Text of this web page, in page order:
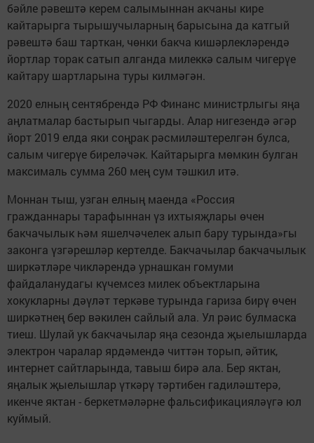
бәйле рәвештә керем салымыннан акчаны кире
кайтарырга тырышучыларның барысына да катгый
рәвештә баш тарткан, чөнки бакча кишәрлекләрендә
йортлар торак сатып алганда милеккә салым чигерүе
кайтару шартларына туры килмәгән.
2020 елның сентябрендә РФ Финанс министрлыгы яңа
аңлатмалар бастырып чыгарды. Алар нигезендә әгәр
йорт 2019 елда яки соңрак рәсмиләштерелгән булса,
салым чигерүе биреләчәк. Кайтарырга мөмкин булган
максималь сумма 260 мең сум тәшкил итә.
Моннан тыш, узган елның маенда «Россия
гражданнары тарафыннан үз ихтыяҗлары өчен
бакчачылык һәм яшелчәчелек алып бару турында»гы
законга үзгәрешләр кертелде. Бакчачылар бакчачылык
ширкәтләре чикләрендә урнашкан гомуми
файдаланудагы күчемсез милек объектларына
хокукларны дәүләт теркәве турында гариза бирү өчен
ширкәтнең бер вәкилен сайлый ала. Ул рәис булмаска
тиеш. Шулай ук бакчачылар яңа сезонда җыелышларда
электрон чаралар ярдәмендә читтән торып, әйтик,
интернет сайтларында, тавыш бирә ала. Бер яктан,
яңалык җыелышлар үткәрү тәртибен гадиләштерә,
икенче яктан - беркетмәләрне фальсификацияләүгә юл
куймый.